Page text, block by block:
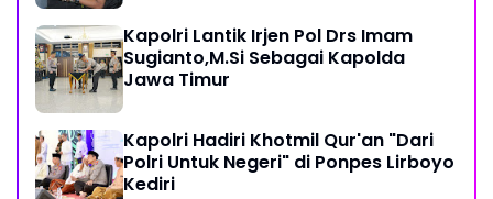
Kapolri Lantik Irjen Pol Drs Imam
Sugianto,M.Si Sebagai Kapolda
Jawa Timur
Kapolri Hadiri Khotmil Qur'an "Dari
Polri Untuk Negeri" di Ponpes Lirboyo
Kediri